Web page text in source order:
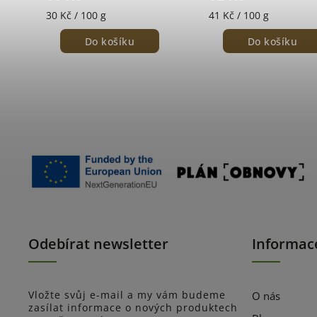
30 Kč / 100 g
Do košíku
41 Kč / 100 g
Do košíku
Odebírat newsletter
Vložte svůj e-mail a my vám budeme
zasílat informace o nových produktech
O nás